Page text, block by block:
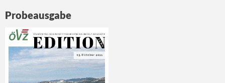
Probeausgabe